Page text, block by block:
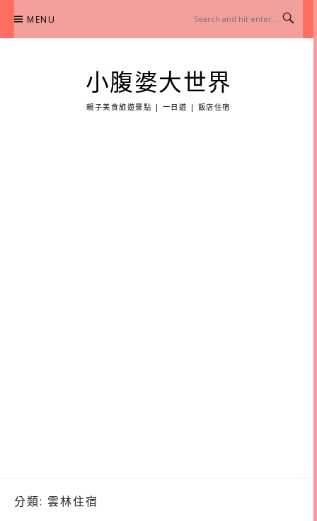
content
MENU
小腹婆大世界
親子美食旅遊景點 | 一日遊 | 飯店住宿
分類: 雲林住宿